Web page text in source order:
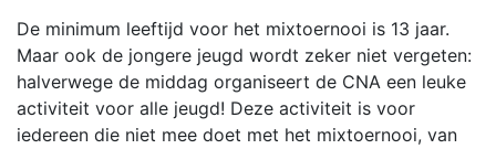
De minimum leeftijd voor het mixtoernooi is 13 jaar.
Maar ook de jongere jeugd wordt zeker niet vergeten:
halverwege de middag organiseert de CNA een leuke
activiteit voor alle jeugd! Deze activiteit is voor
iedereen die niet mee doet met het mixtoernooi, van